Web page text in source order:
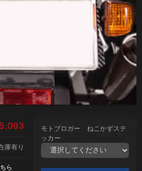
庫有り
ら
モトブロガー ねこかずステ
ッカー